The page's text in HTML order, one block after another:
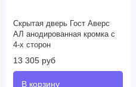
Скрытая дверь Гост Аверс
AЛ анодированная кромка с
4-х сторон
13 305 руб